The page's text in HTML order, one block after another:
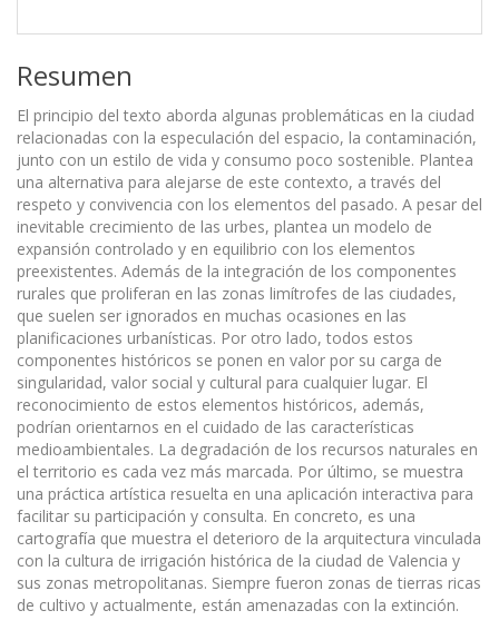
Resumen
El principio del texto aborda algunas problemáticas en la ciudad
relacionadas con la especulación del espacio, la contaminación,
junto con un estilo de vida y consumo poco sostenible. Plantea
una alternativa para alejarse de este contexto, a través del
respeto y convivencia con los elementos del pasado. A pesar del
inevitable crecimiento de las urbes, plantea un modelo de
expansión controlado y en equilibrio con los elementos
preexistentes. Además de la integración de los componentes
rurales que proliferan en las zonas limítrofes de las ciudades,
que suelen ser ignorados en muchas ocasiones en las
planificaciones urbanísticas. Por otro lado, todos estos
componentes históricos se ponen en valor por su carga de
singularidad, valor social y cultural para cualquier lugar. El
reconocimiento de estos elementos históricos, además,
podrían orientarnos en el cuidado de las características
medioambientales. La degradación de los recursos naturales en
el territorio es cada vez más marcada. Por último, se muestra
una práctica artística resuelta en una aplicación interactiva para
facilitar su participación y consulta. En concreto, es una
cartografía que muestra el deterioro de la arquitectura vinculada
con la cultura de irrigación histórica de la ciudad de Valencia y
sus zonas metropolitanas. Siempre fueron zonas de tierras ricas
de cultivo y actualmente, están amenazadas con la extinción.